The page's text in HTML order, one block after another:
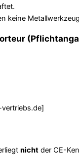
keine
nicht der CE-